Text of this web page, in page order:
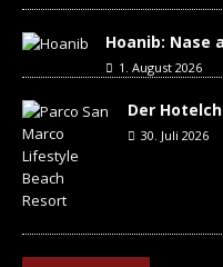
Hoanib: Nase
1. August 2026
Der
30. Juli 2026